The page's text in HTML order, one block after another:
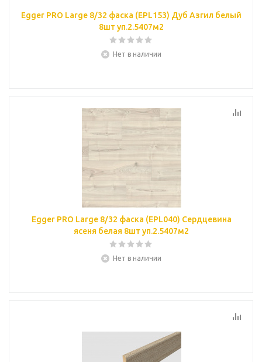
Egger PRO Large 8/32 фаска (EPL153) Дуб Азгил белый
8шт уп.2.5407м2
Нет в наличии
Egger PRO Large 8/32 фаска (EPL040) Сердцевина
ясеня белая 8шт уп.2.5407м2
Нет в наличии